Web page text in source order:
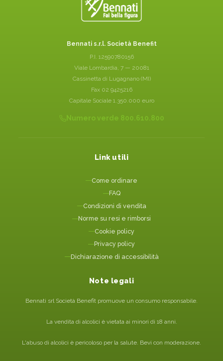
Bennati s.r.l. Società Benefit
P.I. 12590780156
Viale Lombardia, 7 — 20081
Cassinetta di Lugagnano (MI)
Fax 02 9425216
Capitale Sociale 1.350.000 euro
Numero verde 800.610.800
Link utili
Come ordinare
FAQ
Condizioni di vendita
Norme su resi e rimborsi
Cookie policy
Privacy policy
Dichiarazione di accessibilità
Note legali
Bennati srl Società Benefit promuove un consumo responsabile.
La vendita di alcolici è vietata ai minori di 18 anni.
L'abuso di alcolici è pericoloso per la salute. Bevi con moderazione.